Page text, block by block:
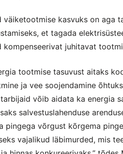
väiketootmise kasvuks on aga
et tagada
kompenseerivat juhitavat
tootmise tasuvust aitaks
ja vee soojendamine
võib aidata ka energia
salvestuslahenduse
pingega võrgust kõrgema
vajalikud läbimurded, mis